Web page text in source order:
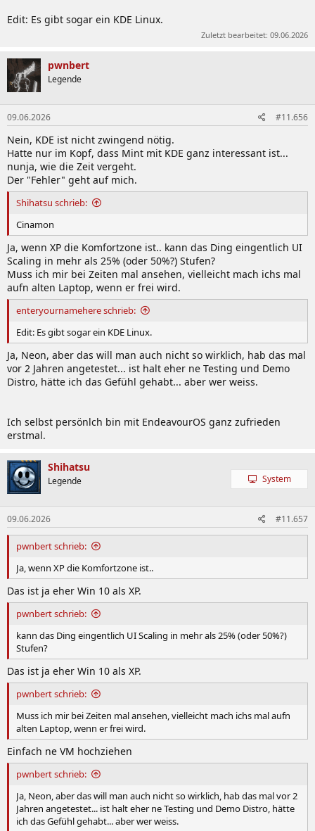
Edit: Es gibt sogar ein KDE Linux.
Zuletzt bearbeitet: 09.06.2026
pwnbert
Legende
09.06.2026 #11.656
Nein, KDE ist nicht zwingend nötig.
Hatte nur im Kopf, dass Mint mit KDE ganz interessant ist...
nunja, wie die Zeit vergeht.
Der "Fehler" geht auf mich.
Shihatsu schrieb:
Cinamon
Ja, wenn XP die Komfortzone ist.. kann das Ding eingentlich UI
Scaling in mehr als 25% (oder 50%?) Stufen?
Muss ich mir bei Zeiten mal ansehen, vielleicht mach ichs mal
aufn alten Laptop, wenn er frei wird.
enteryournamehere schrieb:
Edit: Es gibt sogar ein KDE Linux.
Ja, Neon, aber das will man auch nicht so wirklich, hab das mal
vor 2 Jahren angetestet... ist halt eher ne Testing und Demo
Distro, hätte ich das Gefühl gehabt... aber wer weiss.
Ich selbst persönlch bin mit EndeavourOS ganz zufrieden
erstmal.
Shihatsu
Legende System
09.06.2026 #11.657
pwnbert schrieb:
Ja, wenn XP die Komfortzone ist..
Das ist ja eher Win 10 als XP.
pwnbert schrieb:
kann das Ding eingentlich UI Scaling in mehr als 25% (oder 50%?)
Stufen?
Das ist ja eher Win 10 als XP.
pwnbert schrieb:
Muss ich mir bei Zeiten mal ansehen, vielleicht mach ichs mal aufn
alten Laptop, wenn er frei wird.
Einfach ne VM hochziehen
pwnbert schrieb:
Ja, Neon, aber das will man auch nicht so wirklich, hab das mal vor 2
Jahren angetestet... ist halt eher ne Testing und Demo Distro, hätte
ich das Gefühl gehabt... aber wer weiss.